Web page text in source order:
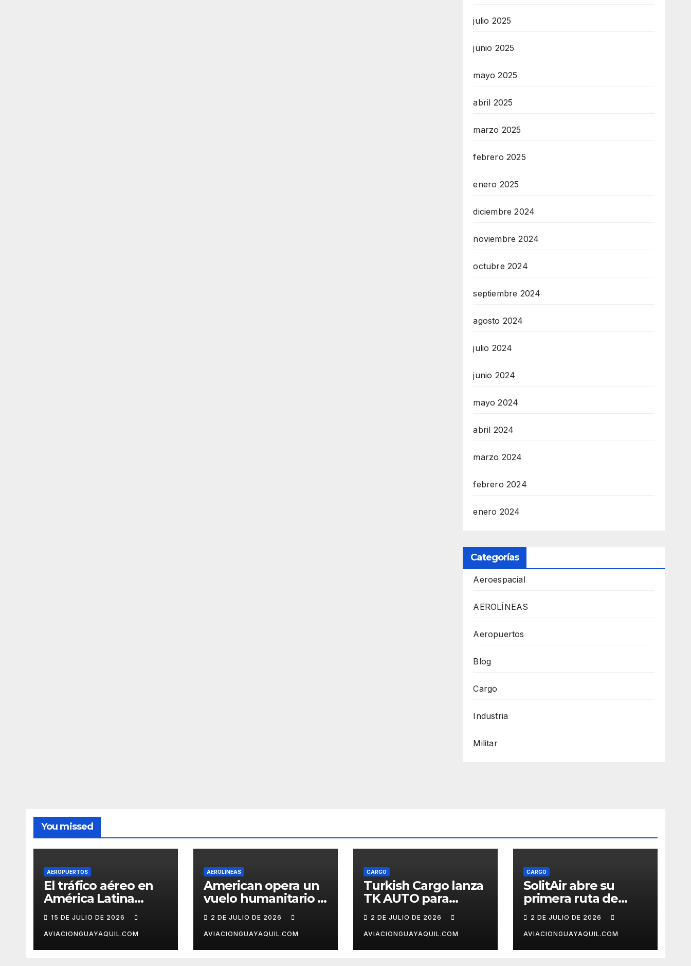
julio 2025
junio 2025
mayo 2025
abril 2025
marzo 2025
febrero 2025
enero 2025
diciembre 2024
noviembre 2024
octubre 2024
septiembre 2024
agosto 2024
julio 2024
junio 2024
mayo 2024
abril 2024
marzo 2024
febrero 2024
enero 2024
Categorías
Aeroespacial
AEROLÍNEAS
Aeropuertos
Blog
Cargo
Industria
Militar
You missed
AEROPUERTOS
El tráfico aéreo en
América Latina
creció 2,7% en
mayo, pero el
mercado con EE.UU.
completa tres
15 DE JULIO DE 2026
AVIACIONGUAYAQUIL.COM
AEROLÍNEAS
American opera un
vuelo humanitario a
Caracas tras el
terremoto en
Venezuela
2 DE JULIO DE 2026
AVIACIONGUAYAQUIL.COM
CARGO
Turkish Cargo lanza
TK AUTO para
logística automotriz
2 DE JULIO DE 2026
AVIACIONGUAYAQUIL.COM
CARGO
SolitAir abre su
primera ruta de
carga a la Unión
Europea
2 DE JULIO DE 2026
AVIACIONGUAYAQUIL.COM